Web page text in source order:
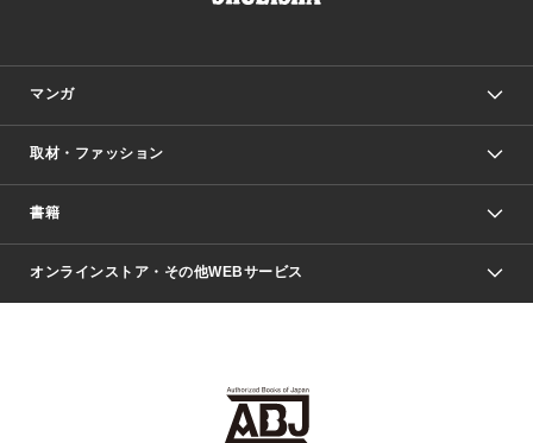
マンガ
少年マンガ
Vジャンプ
週刊ヤングジャンプ
取材・ファッション
Seventeen
芸能・情報・スポーツ
書籍
文芸・文庫・総合
ライトノベル・ノベライズ
オンラインストア・その他WEBサービス
SHUEISHA MANGA-ART HERITAGE